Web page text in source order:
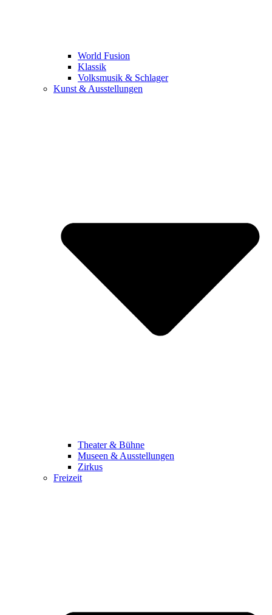
World Fusion
Klassik
Volksmusik & Schlager
Kunst & Ausstellungen
Theater & Bühne
Museen & Ausstellungen
Zirkus
Freizeit